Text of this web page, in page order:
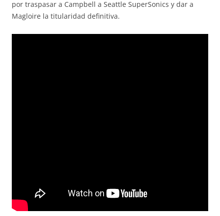
por traspasar a Campbell a Seattle SuperSonics y dar a
Magloire la titularidad definitiva.